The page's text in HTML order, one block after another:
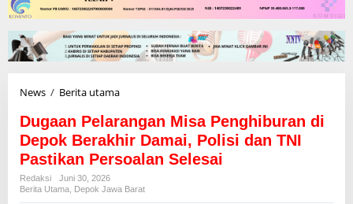
News / Berita utama
g
a
n
e
Dugaan Pelarangan Misa Penghiburan di
Depok Berakhir Damai, Polisi dan TNI
Pastikan Persoalan Selesai
Redaksi
Juni 30, 2026
Berita Utama Depok Jawa Barat